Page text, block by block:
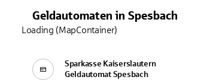
Geldautomaten in Spesbach
Sparkasse Kaiserslautern
Geldautomat Spesbach
Loading (MapContainer)